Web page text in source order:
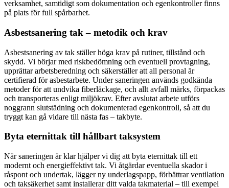
verksamhet, samtidigt som dokumentation och egenkontroller finns
på plats för full spårbarhet.
Asbestsanering tak – metodik och krav
Asbestsanering av tak ställer höga krav på rutiner, tillstånd och
skydd. Vi börjar med riskbedömning och eventuell provtagning,
upprättar arbetsberedning och säkerställer att all personal är
certifierad för asbestarbete. Under saneringen används godkända
metoder för att undvika fiberläckage, och allt avfall märks, förpackas
och transporteras enligt miljökrav. Efter avslutat arbete utförs
noggrann slutstädning och dokumenterad egenkontroll, så att du
tryggt kan gå vidare till nästa fas – takbyte.
Byta eternittak till hållbart taksystem
När saneringen är klar hjälper vi dig att byta eternittak till ett
modernt och energieffektivt tak. Vi åtgärdar eventuella skador i
råspont och undertak, lägger ny underlagspapp, förbättrar ventilation
och taksäkerhet samt installerar ditt valda takmaterial – till exempel